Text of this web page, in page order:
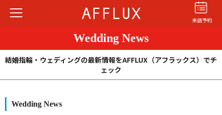
来店予約
Wedding News
結婚指輪・ウェディングの最新情報をAFFLUX（アフラックス）でチ
ェック
Wedding News